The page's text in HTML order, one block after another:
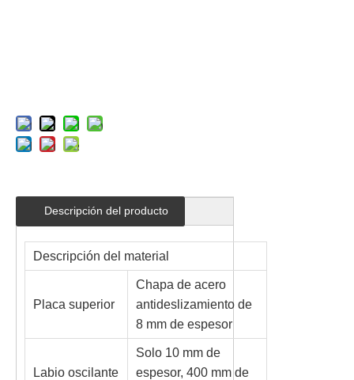
Descripción del producto
Descripción del material
Placa superior
Chapa de acero
antideslizamiento de
8 mm de espesor
Labio oscilante
Solo 10 mm de
espesor, 400 mm de